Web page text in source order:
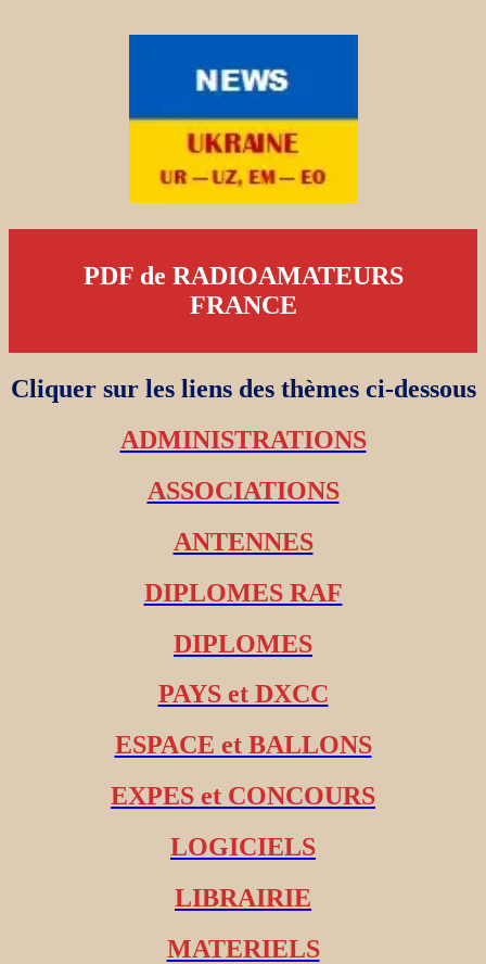
PDF de RADIOAMATEURS
FRANCE
Cliquer sur les liens des thèmes ci-dessous
ADMINISTRATIONS
ASSOCIATIONS
ANTENNES
DIPLOMES RAF
DIPLOMES
PAYS et DXCC
ESPACE et BALLONS
EXPES et CONCOURS
LOGICIELS
LIBRAIRIE
MATERIELS